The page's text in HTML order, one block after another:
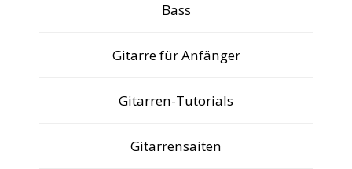
Bass
Gitarre für Anfänger
Gitarren-Tutorials
Gitarrensaiten